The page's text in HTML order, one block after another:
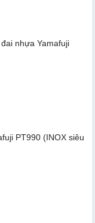
nhựa Yamafuji
PT990 (INOX siêu